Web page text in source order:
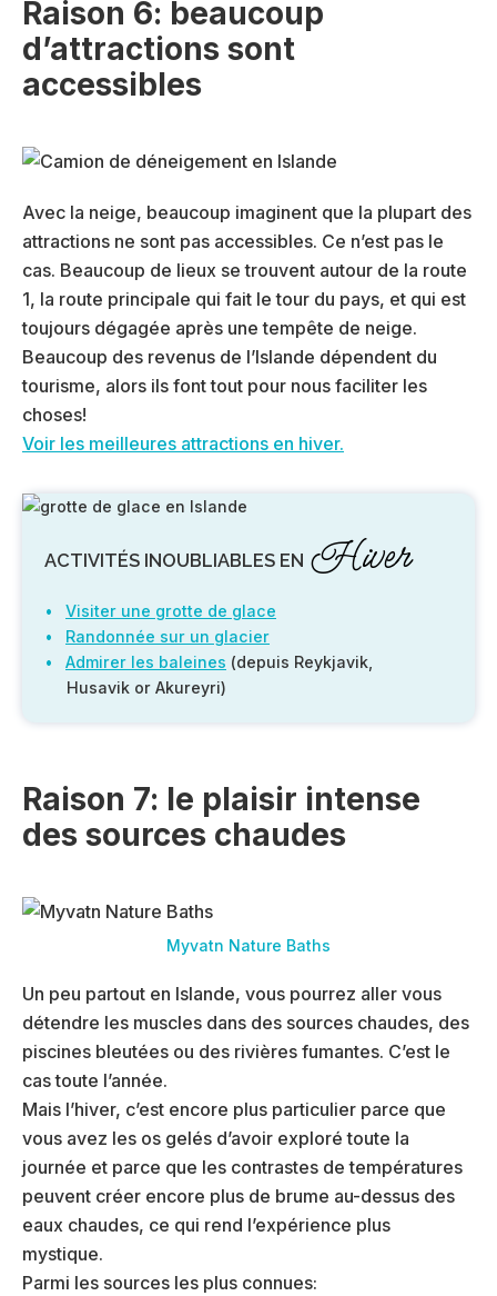
Raison 6: beaucoup
d’attractions sont
accessibles
Avec la neige, beaucoup imaginent que la plupart des
attractions ne sont pas accessibles. Ce n’est pas le
cas. Beaucoup de lieux se trouvent autour de la route
1, la route principale qui fait le tour du pays, et qui est
toujours dégagée après une tempête de neige.
Beaucoup des revenus de l’Islande dépendent du
tourisme, alors ils font tout pour nous faciliter les
choses!
Voir les meilleures attractions en hiver.
ACTIVITÉS INOUBLIABLES EN Hiver
Visiter une grotte de glace
Randonnée sur un glacier
Admirer les baleines (depuis Reykjavik,
Husavik or Akureyri)
Raison 7: le plaisir intense
des sources chaudes
Myvatn Nature Baths
Un peu partout en Islande, vous pourrez aller vous
détendre les muscles dans des sources chaudes, des
piscines bleutées ou des rivières fumantes. C’est le
cas toute l’année.
Mais l’hiver, c’est encore plus particulier parce que
vous avez les os gelés d’avoir exploré toute la
journée et parce que les contrastes de températures
peuvent créer encore plus de brume au-dessus des
eaux chaudes, ce qui rend l’expérience plus
mystique.
Parmi les sources les plus connues: